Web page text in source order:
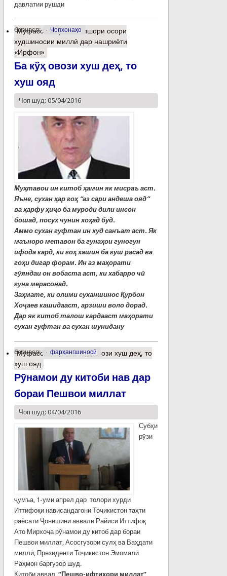
давлатии рушди
барчасп: Чопхонаҳо
Муфассалтаро Интишори осори
худшиносии миллӣ дар нашриёти
«Ирфон»
Ба кўҳ овози хуш деҳ, то
хуш ояд
Чоп шуд: 05/04/2016
Муҳтавои ин китоб ҳамин як мисраъ аст.
Яъне, сухан ҳар гоҳ “аз сари андеша ояд”
ва ҳарфу ҳиҷо ба муроди дили инсон
бошад, посух чунин хоҳад буд.
Аммо сухан гуфтан ин худ санъат аст. Як
маъноро метавон ба гунаҳои гуногун
ифода кард, ки гоҳ хашин ба гӯш расад ва
гоҳи дигар форам. Ин аз маҳорати
гӯяндаи он вобаста аст, ки хабарро чӣ
гуна мерасонад.
Заҳмате, ки олими суханшинос Қурбон
Хоҷаев кашидааст, арзиши воло дорад.
Дар як китоб талош кардааст маҳорати
сухан гуфтан ва сухан шунидану
барчасп: фарҳангшиносӣ
Муфассалтаро Ба кўҳ овози хуш деҳ, то
хуш ояд
Рӯнамои ду китоби нав дар
бораи Пешвои миллат
Чоп шуд: 04/04/2016
Субҳи
рӯзи
ҷумъа, 1-уми апрел дар толори хурди
Иттифоқи нависандагони Тоҷикистон таҳти
раёсати Ҷонишини аввали Райиси Иттифоқ
Ато Мирхоҷа рӯнамои ду китоб дар бораи
Пешвои миллат, Асосгузори сулҳ ва Ваҳдати
миллӣ, Президенти Тоҷикистон Эмомалӣ
Раҳмон баргузор шуд.
Китоби аввал “Пешво-ифтихори миллат”